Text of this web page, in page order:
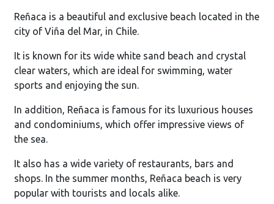
Reñaca is a beautiful and exclusive beach located in the
city of Viña del Mar, in Chile.
It is known for its wide white sand beach and crystal
clear waters, which are ideal for swimming, water
sports and enjoying the sun.
In addition, Reñaca is famous for its luxurious houses
and condominiums, which offer impressive views of
the sea.
It also has a wide variety of restaurants, bars and
shops. In the summer months, Reñaca beach is very
popular with tourists and locals alike.